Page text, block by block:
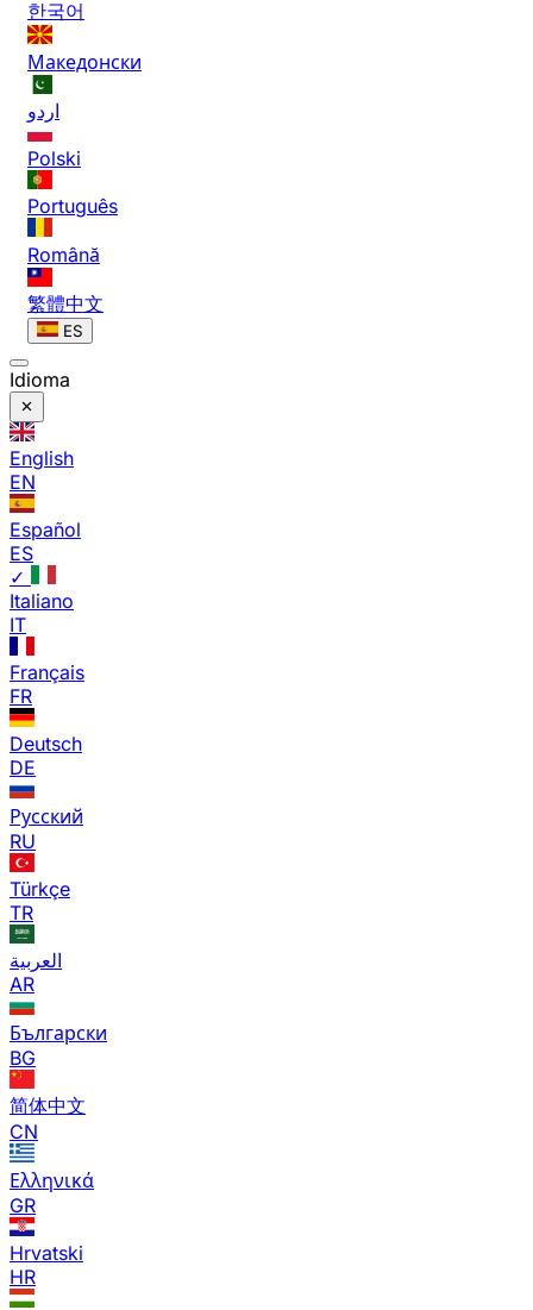
한국어
Македонски
اردو
Polski
Português
Română
繁體中文
ES
Idioma
English
EN
Español
ES
✓
Italiano
IT
Français
FR
Deutsch
DE
Русский
RU
Türkçe
TR
العربية
AR
Български
BG
简体中文
CN
Ελληνικά
GR
Hrvatski
HR